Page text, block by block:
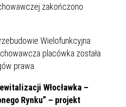
zakończono
Wielofunkcyjna
placówka została
prawa.
Włocławka –
Rynku” – projekt